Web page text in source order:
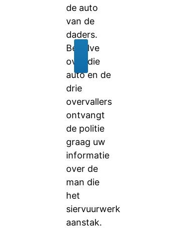
de auto
van de
daders.
Behalve
over die
auto en de
drie
overvallers
ontvangt
de politie
graag uw
informatie
over de
man die
het
siervuurwerk
aanstak.